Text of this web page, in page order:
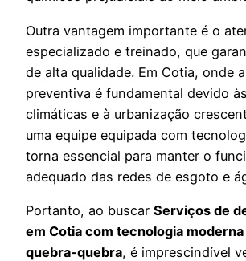
Outra vantagem importante é o
especializado e treinado, que
de alta qualidade. Em Cotia, onde
preventiva é fundamental devido
climáticas e à urbanização
uma equipe equipada com
torna essencial para manter o
adequado das redes de esgoto e
Portanto, ao buscar Serviços de
em Cotia com tecnologia moderna
quebra-quebra, é imprescindível